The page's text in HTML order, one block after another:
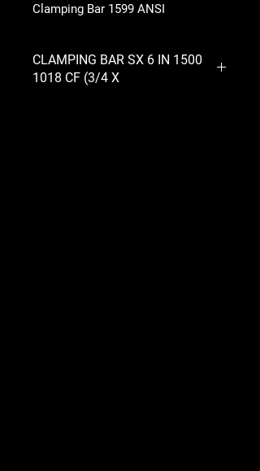
Clamping Bar 1599 ANSI
CLAMPING BAR SX 6 IN 1500
1018 CF (3/4 X